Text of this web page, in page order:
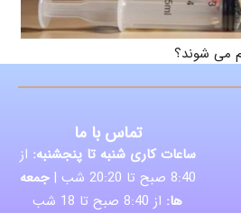
می شوند؟
تماس با ما
ساعات کاری شنبه تا پنجشنبه: از
8:40 صبح تا 20:20 شب |
جمعه
ها: از 8:40 صبح تا 18 شب